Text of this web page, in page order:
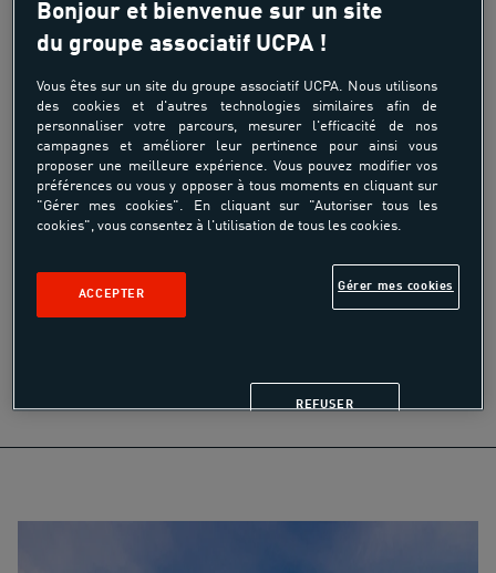
Les séjours hors-piste UCPA
rendent accessibles les plus beaux hors-pistes, familiarisent
les participants au matériel de sécurité et prodiguent leurs
meilleurs conseils pour que débutants et confirmés fassent
Bonjour et bienvenue sur un site
du groupe associatif UCPA !
Vous êtes sur un site du groupe associatif UCPA. Nous utilisons
des cookies et d'autres technologies similaires afin de
personnaliser votre parcours, mesurer l'efficacité de nos
campagnes et améliorer leur pertinence pour ainsi vous
proposer une meilleure expérience. Vous pouvez modifier vos
préférences ou vous y opposer à tous moments en cliquant sur
"Gérer mes cookies". En cliquant sur "Autoriser tous les
cookies", vous consentez à l'utilisation de tous les cookies.
Gérer mes cookies
REFUSER
ACCEPTER